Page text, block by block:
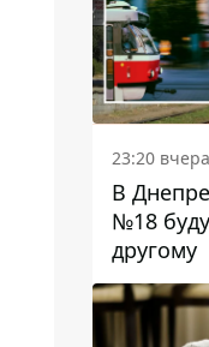
23:20 вчера
В
№18
другому